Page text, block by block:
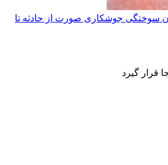
سوختگی جوشکاری صورت از حادثه تا
قرار گیرد